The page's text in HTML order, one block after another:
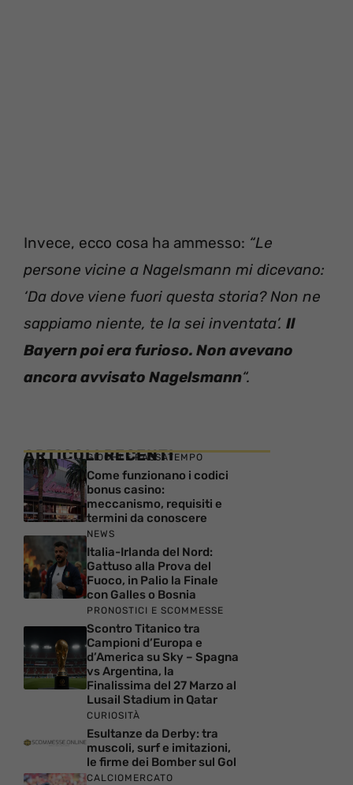
Invece, ecco cosa ha ammesso: “Le
persone vicine a Nagelsmann mi dicevano:
‘Da dove viene fuori questa storia? Non ne
sappiamo niente, te la sei inventata’. Il
Bayern poi era furioso. Non avevano
ancora avvisato Nagelsmann“.
ARTICOLI RECENTI
GIOCHI E PASSATEMPO
Come funzionano i codici
bonus casino:
meccanismo, requisiti e
termini da conoscere
NEWS
Italia-Irlanda del Nord:
Gattuso alla Prova del
Fuoco, in Palio la Finale
con Galles o Bosnia
PRONOSTICI E SCOMMESSE
Scontro Titanico tra
Campioni d’Europa e
d’America su Sky – Spagna
vs Argentina, la
Finalissima del 27 Marzo al
Lusail Stadium in Qatar
CURIOSITÀ
Esultanze da Derby: tra
muscoli, surf e imitazioni,
le firme dei Bomber sul Gol
CALCIOMERCATO